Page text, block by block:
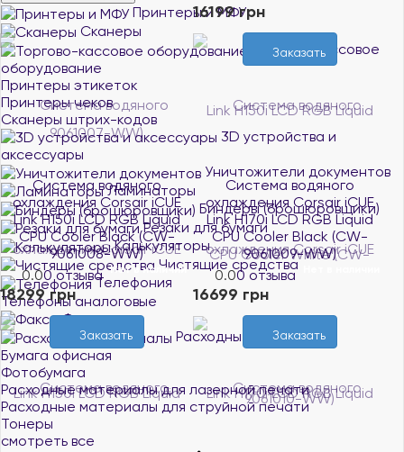
Принтеры и МФУ
Сканеры
Торгово-кассовое
оборудование
Принтеры этикеток
Принтеры чеков
Сканеры штрих-кодов
3D устройства и
аксессуары
Уничтожители документов
Ламинаторы
Биндеры (брошюровщики)
Резаки для бумаги
Калькуляторы
Чистящие средства
Телефония
Телефоны аналоговые
Факсы
Расходные материалы
Бумага офисная
Фотобумага
Расходные материалы для лазерной печати
Расходные материалы для струйной печати
Тонеры
смотреть все
16199 грн
Заказать
Система водяного
охлаждения Corsair iCUE
Link H150i LCD RGB Liquid
CPU Cooler Black (CW-
9061008-WW)
0.00 отзыва Нет в наличии
18299 грн
Заказать
Система водяного
охлаждения Corsair iCUE
Link H170i LCD RGB Liquid
CPU Cooler Black (CW-
9061009-WW)
0.00 отзыва
16699 грн
Заказать